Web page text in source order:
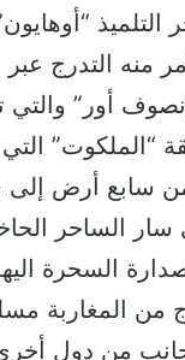
التلميذ
منه التدرج
أور” والتي
“الملكوت”
سابع أرض إلى
الساحر
السحرة
من المغاربة
من دول